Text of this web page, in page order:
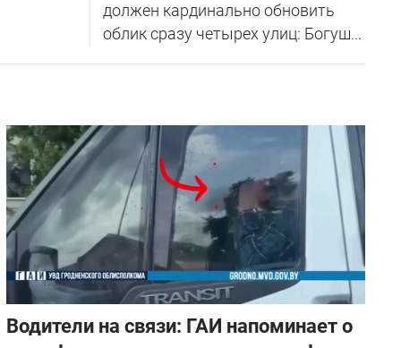
должен кардинально обновить
облик сразу четырех улиц: Богуш...
Водители на связи: ГАИ напоминает о